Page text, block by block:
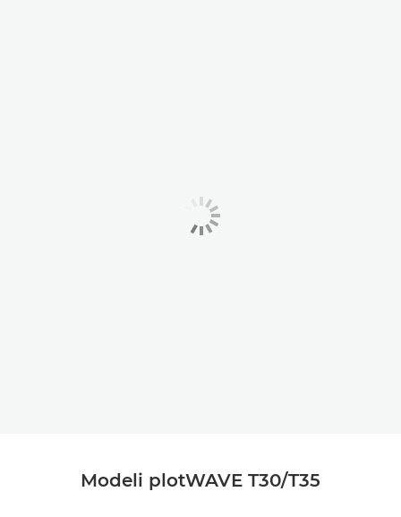
Modeli plotWAVE T30/T35